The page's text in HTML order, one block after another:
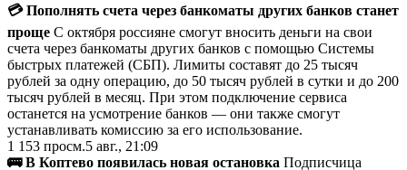
💳 Пополнять счета через банкоматы других банков станет
проще С октября россияне смогут вносить деньги на свои
счета через банкоматы других банков с помощью Системы
быстрых платежей (СБП). Лимиты составят до 25 тысяч
рублей за одну операцию, до 50 тысяч рублей в сутки и до 200
тысяч рублей в месяц. При этом подключение сервиса
останется на усмотрение банков — они также смогут
устанавливать комиссию за его использование.
1 153 просм.5 авг., 21:09
🚌 В Коптево появилась новая остановка Подписчица